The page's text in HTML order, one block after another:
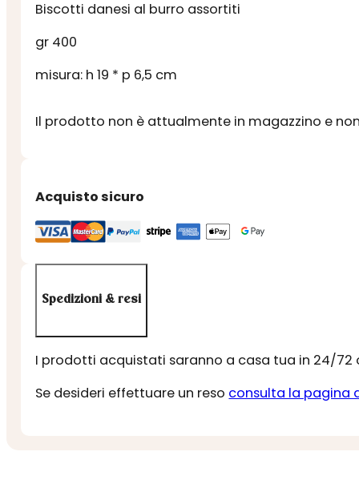
Biscotti danesi al burro assortiti
gr 400
misura: h 19 * p 6,5 cm
Il prodotto non è attualmente in magazzino e
Acquisto sicuro
Spedizioni & resi
I prodotti acquistati saranno a casa tua in 24/72
Se desideri effettuare un reso consulta la pagina